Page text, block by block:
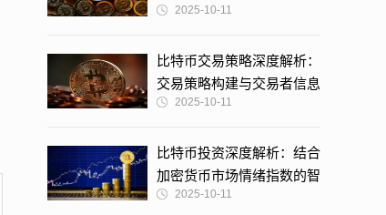
2025-10-11
比特币交易策略深度解析：
交易策略构建与交易者信息
获取的艺术
2025-10-11
比特币投资深度解析：结合
加密货币市场情绪指数的智
慧决策
2025-10-11